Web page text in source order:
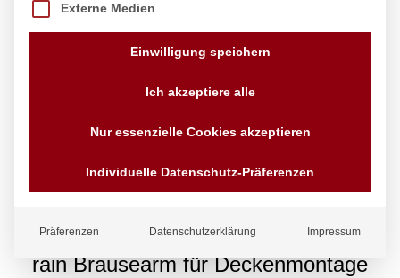
rain Brausearm für Deckenmontage
Externe Medien
Einwilligung speichern
Ich akzeptiere alle
Nur essenzielle Cookies akzeptieren
Individuelle Datenschutz-Präferenzen
Präferenzen Datenschutzerklärung Impressum